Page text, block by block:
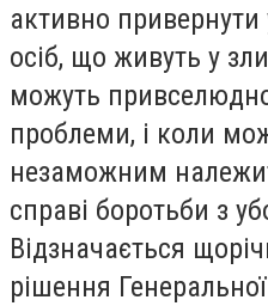
активно привернути
осіб, що живуть у
можуть
проблеми, і коли
незаможним
справі боротьби з
Відзначається
рішення